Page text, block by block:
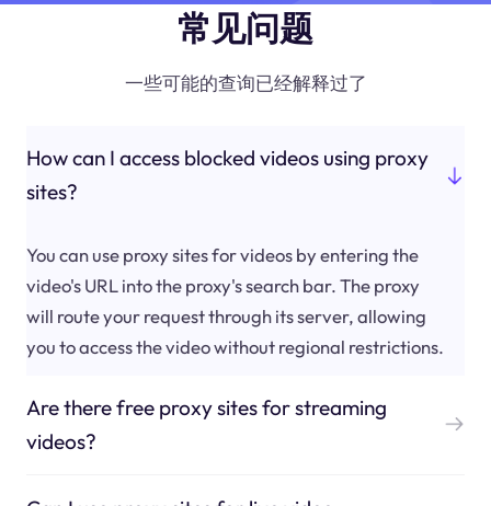
常见问题
一些可能的查询已经解释过了
How can I access blocked videos using proxy
sites?
You can use proxy sites for videos by entering the
video's URL into the proxy's search bar. The proxy
will route your request through its server, allowing
you to access the video without regional restrictions.
Are there free proxy sites for streaming
videos?